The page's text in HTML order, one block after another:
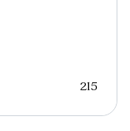
215